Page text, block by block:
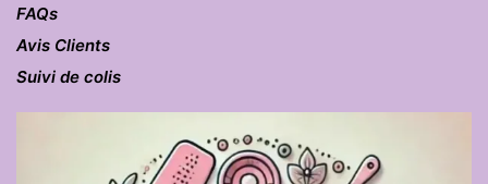
FAQs
Avis Clients
Suivi de colis